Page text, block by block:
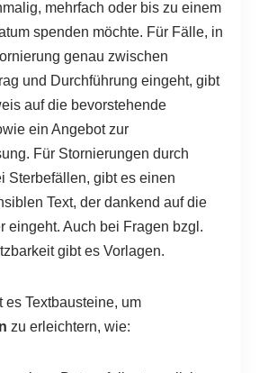
mehrfach oder bis zu einem
spenden möchte. Für Fälle, in
genau zwischen
und Durchführung eingeht, gibt
auf die bevorstehende
ein Angebot zur
Für Stornierungen durch
Sterbefällen, gibt es einen
Text, der dankend auf die
eingeht. Auch bei Fragen bzgl.
gibt es Vorlagen.
es Textbausteine, um
zu erleichtern, wie: